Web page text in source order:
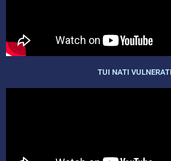
TUI NATI VULNERATI